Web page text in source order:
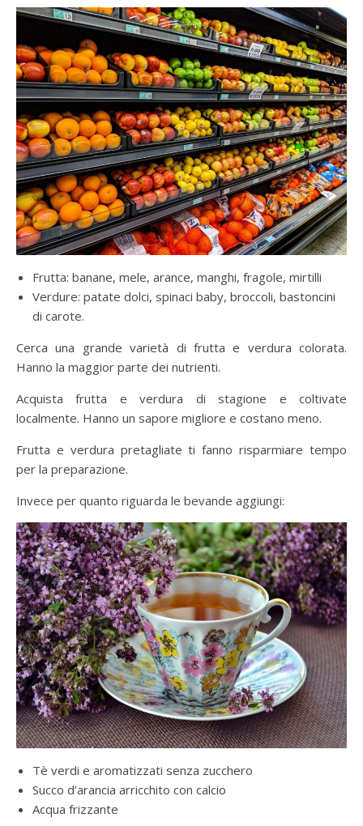
Frutta: banane, mele, arance, manghi, fragole, mirtilli
Verdure: patate dolci, spinaci baby, broccoli, bastoncini
di carote.
Cerca una grande varietà di frutta e verdura colorata.
Hanno la maggior parte dei nutrienti.
Acquista frutta e verdura di stagione e coltivate
localmente. Hanno un sapore migliore e costano meno.
Frutta e verdura pretagliate ti fanno risparmiare tempo
per la preparazione.
Invece per quanto riguarda le bevande aggiungi:
Tè verdi e aromatizzati senza zucchero
Succo d’arancia arricchito con calcio
Acqua frizzante